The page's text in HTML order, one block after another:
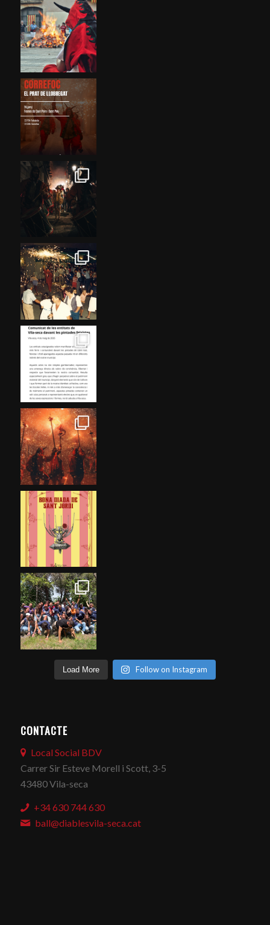
Load More Follow on Instagram
CONTACTE
Local Social BDV
Carrer Sir Esteve Morell i Scott, 3-5
43480 Vila-seca
+34 630 744 630
ball@diablesvila-seca.cat